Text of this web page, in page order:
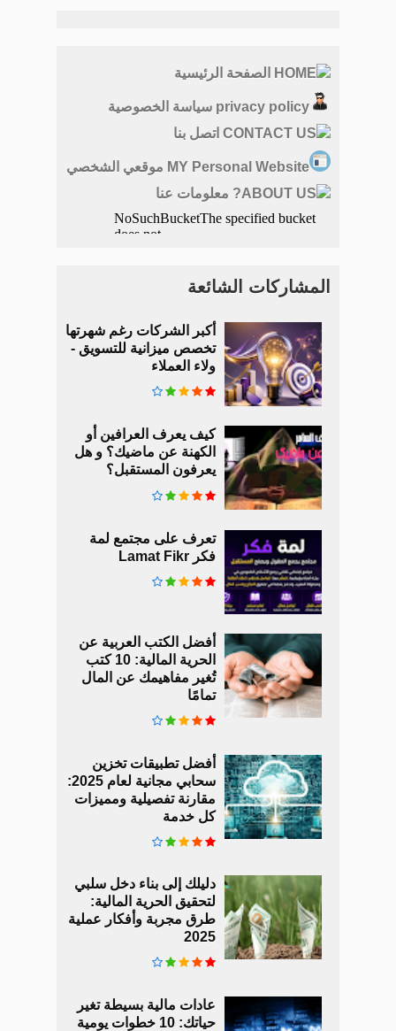
HOME الصفحة الرئيسية
privacy policy سياسة الخصوصية
CONTACT US اتصل بنا
MY Personal Website موقعي الشخصي
ABOUT US? معلومات عنا
المشاركات الشائعة
أكبر الشركات رغم شهرتها
تخصص ميزانية للتسويق -
ولاء العملاء
كيف يعرف العرافين أو
الكهنة عن ماضيك؟ و هل
يعرفون المستقبل؟
تعرف على مجتمع لمة
فكر Lamat Fikr
أفضل الكتب العربية عن
الحرية المالية: 10 كتب
تُغير مفاهيمك عن المال
تمامًا
أفضل تطبيقات تخزين
سحابي مجانية لعام 2025:
مقارنة تفصيلية ومميزات
كل خدمة
دليلك إلى بناء دخل سلبي
لتحقيق الحرية المالية:
طرق مجربة وأفكار عملية
2025
عادات مالية بسيطة تغير
حياتك: 10 خطوات يومية